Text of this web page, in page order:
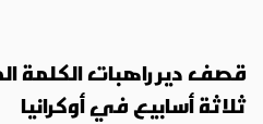
قصف دير راهبات الكلمة
ثلاثة أسابيع في أوكرانيا